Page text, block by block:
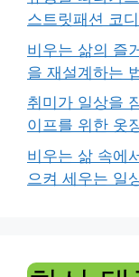
스트릿패션 코
비우는 삶의 즐
을 재설계하는
취미가 일상을
이프를 위한 옷
비우는 삶 속에
으켜 세우는 일